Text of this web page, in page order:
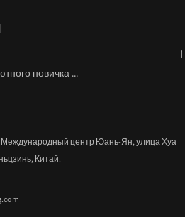
новичка ...
Международный центр Юань-Ян, улица Хуа
Китай.